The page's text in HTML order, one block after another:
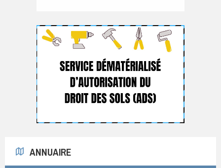
ANNUAIRE